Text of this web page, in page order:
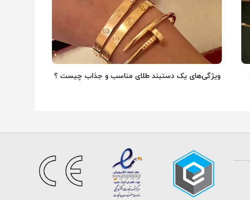
ویژگی‌های یک دستبند طلای مناسب و جذاب چیست ؟